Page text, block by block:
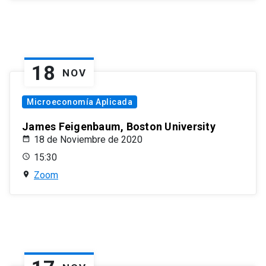
18 NOV
Microeconomía Aplicada
James Feigenbaum, Boston University
18 de Noviembre de 2020
15:30
Zoom